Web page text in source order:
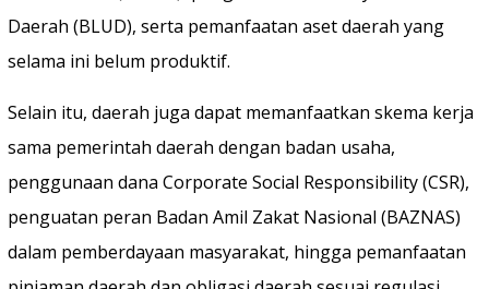
Daerah (BLUD), serta pemanfaatan aset daerah yang
selama ini belum produktif.
Selain itu, daerah juga dapat memanfaatkan skema kerja
sama pemerintah daerah dengan badan usaha,
penggunaan dana Corporate Social Responsibility (CSR),
penguatan peran Badan Amil Zakat Nasional (BAZNAS)
dalam pemberdayaan masyarakat, hingga pemanfaatan